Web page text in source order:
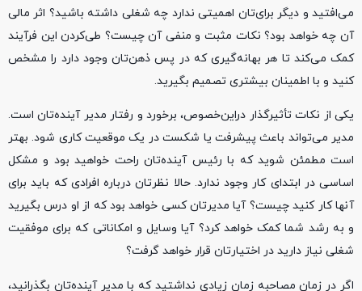
می‌افتید و دیگر برای‌تان اهمیتی ندارد چه شغلی داشته باشید؟ اثر مالی
آن چه خواهد بود؟ نکات مثبت و منفی آن چیست؟ طی‌کردن این فرآیند
کمک می‌کند تا هر بهانه‌گیری که در پس ذهن‌تان وجود دارد را مشخص
کنید و با اطمینان بیشتری تصمیم بگیرید.
یکی از نکات تأثیرگذار دراین‌خصوص، برخورد و رفتار مدیر آینده‌تان است.
مدیر می‌تواند باعث پیشرفت یا شکست در یک موقعیت کاری شود. بهتر
است مطمئن شوید که با رئیس آینده‌تان راحت خواهید بود و مشکل
اساسی در ابتدای کار وجود ندارد. حالا نظرتان درباره افرادی که باید برای
آنها کار کنید چیست؟ آیا مدیرتان کسی خواهد بود که از او درس بگیرید
و به رشد شما کمک خواهد کرد؟ آیا وسایل و امکاناتی که برای موفقیت
شغلی نیاز دارید در اختیارتان قرار خواهد گرفت؟
اگر در زمان مصاحبه زمان زیادی نداشتید که با مدیر آینده‌تان بگذرانید،